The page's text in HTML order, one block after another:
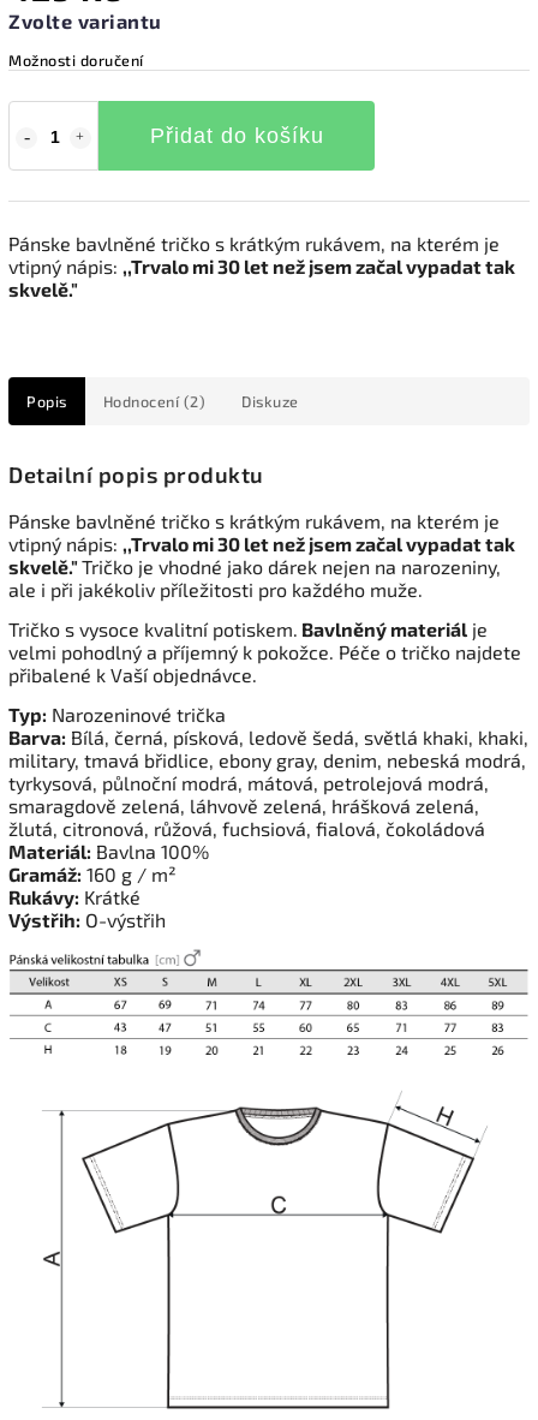
Zvolte variantu
Možnosti doručení
Přidat do košíku
Pánske bavlněné tričko s krátkým rukávem, na kterém je
vtipný nápis: ,,Trvalo mi 30 let než jsem začal vypadat tak
skvelě."
Popis Hodnocení (2) Diskuze
Detailní popis produktu
Pánske bavlněné tričko s krátkým rukávem, na kterém je
vtipný nápis: ,,Trvalo mi 30 let než jsem začal vypadat tak
skvelě."Tričko je vhodné jako dárek nejen na narozeniny,
ale i při jakékoliv příležitosti pro každého muže.
Tričko s vysoce kvalitní potiskem. Bavlněný materiál je
velmi pohodlný a příjemný k pokožce. Péče o tričko najdete
přibalené k Vaší objednávce.
Typ: Narozeninové trička
Barva: Bílá, černá, písková, ledově šedá, světlá khaki, khaki,
military, tmavá břidlice, ebony gray, denim, nebeská modrá,
tyrkysová, půlnoční modrá, mátová, petrolejová modrá,
smaragdově zelená, láhvově zelená, hrášková zelená,
žlutá, citronová, růžová, fuchsiová, fialová, čokoládová
Materiál: Bavlna 100%
Gramáž: 160 g / m²
Rukávy: Krátké
Výstřih: O-výstřih